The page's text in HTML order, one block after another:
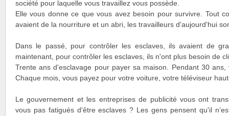
société pour laquelle vous travaillez vous possède.
Elle vous donne ce que vous avez besoin pour survivre. Tout
avaient de la nourriture et un abri, les travailleurs d'aujourd'hui
Dans le passé, pour contrôler les esclaves, ils avaient de
maintenant, pour contrôler les esclaves, ils n'ont plus besoin de
Trente ans d'esclavage pour payer sa maison. Pendant 30
Chaque mois, vous payez pour votre voiture, votre téléviseur
Le gouvernement et les entreprises de publicité vous ont
vous pas fatigués d'être esclaves ? Les gens pensent qu'il